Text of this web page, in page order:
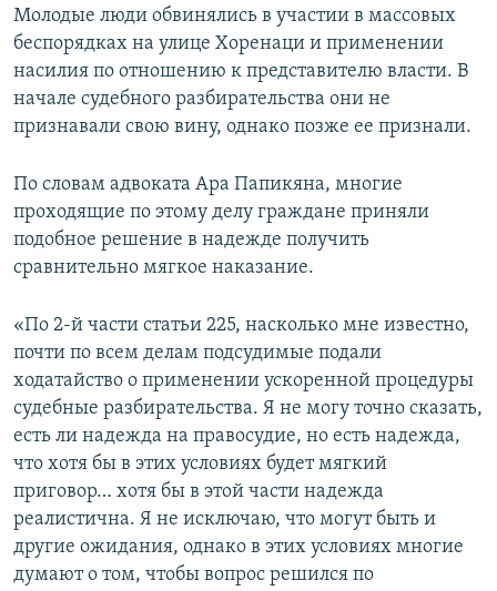
Молодые люди обвинялись в участии в массовых
беспорядках на улице Хоренаци и применении
насилия по отношению к представителю власти. В
начале судебного разбирательства они не
признавали свою вину, однако позже ее признали.
По словам адвоката Ара Папикяна, многие
проходящие по этому делу граждане приняли
подобное решение в надежде получить
сравнительно мягкое наказание.
«По 2-й части статьи 225, насколько мне известно,
почти по всем делам подсудимые подали
ходатайство о применении ускоренной процедуры
судебные разбирательства. Я не могу точно сказать,
есть ли надежда на правосудие, но есть надежда,
что хотя бы в этих условиях будет мягкий
приговор… хотя бы в этой части надежда
реалистична. Я не исключаю, что могут быть и
другие ожидания, однако в этих условиях многие
думают о том, чтобы вопрос решился по